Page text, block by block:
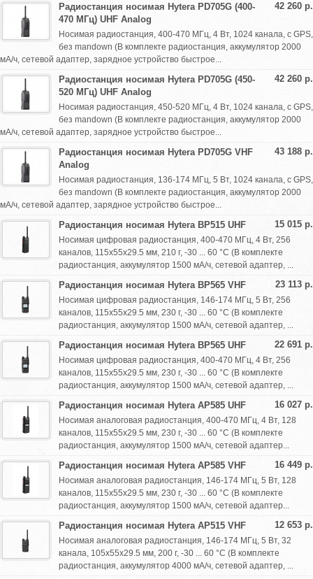
42 260 р.
Радиостанция носимая Hytera PD705G (400-
470 МГц) UHF Analog
Носимая радиостанция, 400-470 МГц, 4 Вт, 1024 канала, с GPS,
без mandown (В комплекте радиостанция, аккумулятор 2000
мА/ч, сетевой адаптер, зарядное устройство быстрое...
42 260 р.
Радиостанция носимая Hytera PD705G (450-
520 МГц) UHF Analog
Носимая радиостанция, 450-520 МГц, 4 Вт, 1024 канала, с GPS,
без mandown (В комплекте радиостанция, аккумулятор 2000
мА/ч, сетевой адаптер, зарядное устройство быстрое...
43 188 р.
Радиостанция носимая Hytera PD705G VHF
Analog
Носимая радиостанция, 136-174 МГц, 5 Вт, 1024 канала, с GPS,
без mandown (В комплекте радиостанция, аккумулятор 2000
мА/ч, сетевой адаптер, зарядное устройство быстрое...
15 015 р.
Радиостанция носимая Hytera BP515 UHF
Носимая цифровая радиостанция, 400-470 МГц, 4 Вт, 256
каналов, 115х55х29.5 мм, 210 г, -30 ... 60 °С (В комплекте
радиостанция, аккумулятор 1500 мА/ч, сетевой адаптер, ...
23 113 р.
Радиостанция носимая Hytera BP565 VHF
Носимая цифровая радиостанция, 146-174 МГц, 5 Вт, 256
каналов, 115х55х29.5 мм, 230 г, -30 ... 60 °С (В комплекте
радиостанция, аккумулятор 1500 мА/ч, сетевой адаптер, ...
22 691 р.
Радиостанция носимая Hytera BP565 UHF
Носимая цифровая радиостанция, 400-470 МГц, 4 Вт, 256
каналов, 115х55х29.5 мм, 230 г, -30 ... 60 °С (В комплекте
радиостанция, аккумулятор 1500 мА/ч, сетевой адаптер, ...
16 027 р.
Радиостанция носимая Hytera AP585 UHF
Носимая аналоговая радиостанция, 400-470 МГц, 4 Вт, 128
каналов, 115х55х29.5 мм, 230 г, -30 ... 60 °С (В комплекте
радиостанция, аккумулятор 1500 мА/ч, сетевой адаптер...
16 449 р.
Радиостанция носимая Hytera AP585 VHF
Носимая аналоговая радиостанция, 146-174 МГц, 5 Вт, 128
каналов, 115х55х29.5 мм, 230 г, -30 ... 60 °С (В комплекте
радиостанция, аккумулятор 1500 мА/ч, сетевой адаптер...
12 653 р.
Радиостанция носимая Hytera AP515 VHF
Носимая аналоговая радиостанция, 146-174 МГц, 5 Вт, 32
канала, 105х55х29.5 мм, 200 г, -30 ... 60 °С (В комплекте
радиостанция, аккумулятор 4000 мА/ч, сетевой адаптер, ...